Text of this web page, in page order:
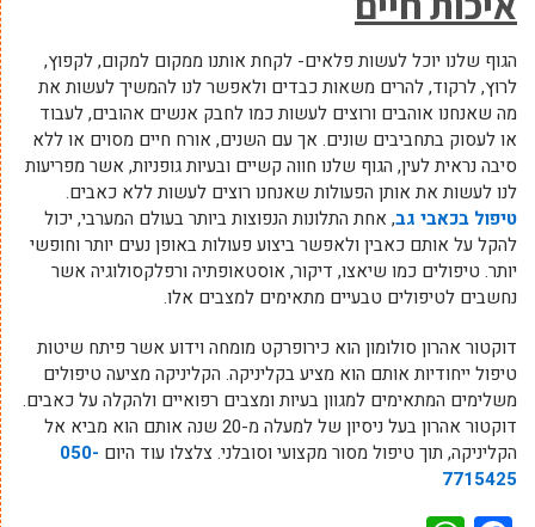
הגוף שלנו יוכל לעשות פלאים- לקחת אותנו ממקום למקום, לקפוץ,
לרוץ, לרקוד, להרים משאות כבדים ולאפשר לנו להמשיך לעשות את
מה שאנחנו אוהבים ורוצים לעשות כמו לחבק אנשים אהובים, לעבוד
או לעסוק בתחביבים שונים. אך עם השנים, אורח חיים מסוים או ללא
סיבה נראית לעין, הגוף שלנו חווה קשיים ובעיות גופניות, אשר מפריעות
לנו לעשות את אותן הפעולות שאנחנו רוצים לעשות ללא כאבים.
טיפול בכאבי גב, אחת התלונות הנפוצות ביותר בעולם המערבי, יכול
להקל על אותם כאבין ולאפשר ביצוע פעולות באופן נעים יותר וחופשי
יותר. טיפולים כמו שיאצו, דיקור, אוסטאופתיה ורפלקסולוגיה אשר
נחשבים לטיפולים טבעיים מתאימים למצבים אלו.
דוקטור אהרון סולומון הוא כירופרקט מומחה וידוע אשר פיתח שיטות
טיפול ייחודיות אותם הוא מציע בקליניקה. הקליניקה מציעה טיפולים
משלימים המתאימים למגוון בעיות ומצבים רפואיים ולהקלה על כאבים.
דוקטור אהרון בעל ניסיון של למעלה מ-20 שנה אותם הוא מביא אל
הקליניקה, תוך טיפול מסור מקצועי וסובלני. צלצלו עוד היום 050-
7715425